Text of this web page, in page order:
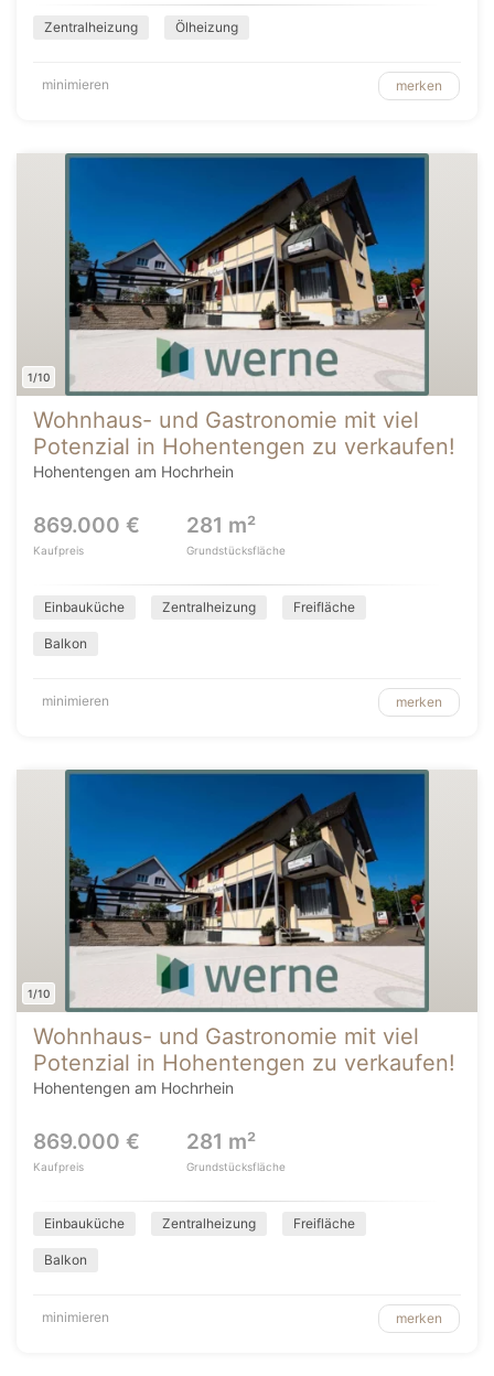
Zentralheizung Ölheizung
minimieren merken
1/10
Wohnhaus- und Gastronomie mit viel
Potenzial in Hohentengen zu verkaufen!
Hohentengen am Hochrhein
869.000 €
Kaufpreis
281 m²
Grundstücksfläche
Einbauküche Zentralheizung Freifläche
Balkon
minimieren merken
1/10
Wohnhaus- und Gastronomie mit viel
Potenzial in Hohentengen zu verkaufen!
Hohentengen am Hochrhein
869.000 €
Kaufpreis
281 m²
Grundstücksfläche
Einbauküche Zentralheizung Freifläche
Balkon
minimieren merken